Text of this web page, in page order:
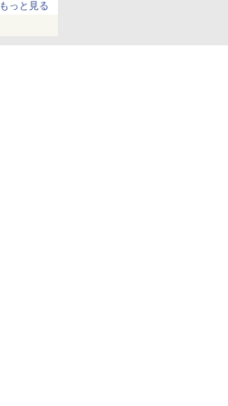
もっと見る